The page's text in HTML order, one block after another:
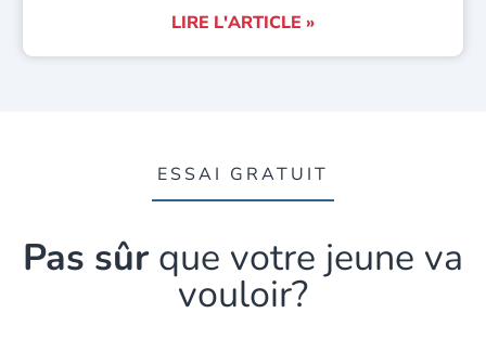
LIRE L'ARTICLE »
ESSAI GRATUIT
Pas sûrque votre jeune va
vouloir?